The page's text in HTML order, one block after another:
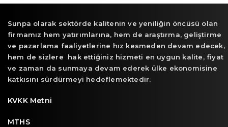
Sunpa olarak sektörde kalitenin ve yeniliğin öncüsü olan
firmamız hem yatırımlarına, hem de araştırma, geliştirme
ve pazarlama faaliyetlerine hız kesmeden devam edecek,
hem de sizlere hak ettiğiniz hizmeti en uygun kalite, fiyat
ve zaman da sunmaya devam ederek ülke ekonomisine
katkısını sürdürmeyi hedeflemektedir.
KVKK Metni
MTHS